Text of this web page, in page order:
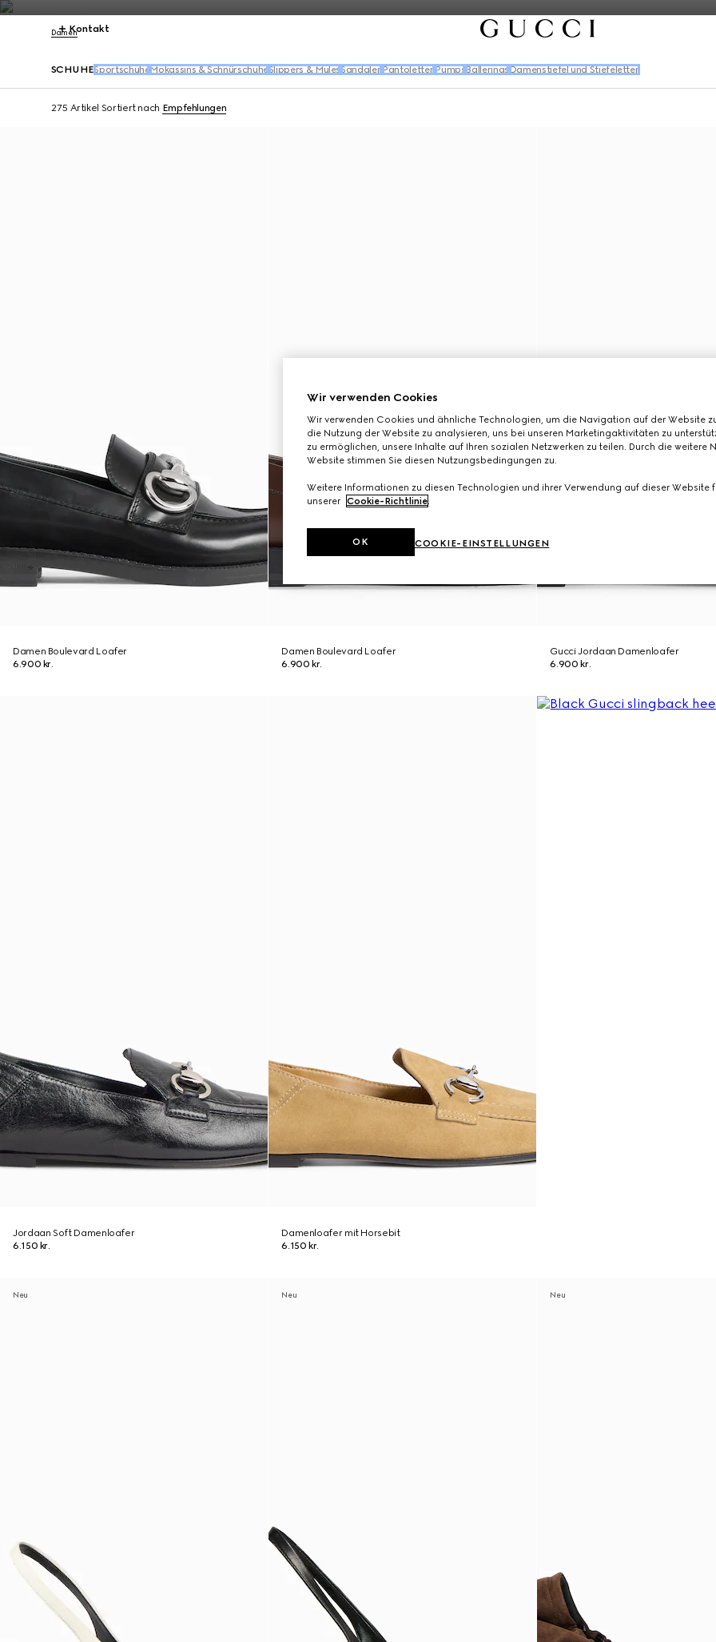
Kontakt
Damen
SCHUHE SportschuheMokassins & Schnürschuhe Slippers & Mules Sandalen Pantoletten Pumps Ballerinas Damenstiefel und Stiefeletten
275 Artikel Sortiert nach Empfehlungen
Damen Boulevard Loafer
6.900 kr.
Damen Boulevard Loafer
6.900 kr.
Gucci Jordaan Damenloafer
6.900 kr.
Jordaan Soft Damenloafer
6.150 kr.
Damenloafer mit Horsebit
6.150 kr.
Neu Neu Neu
Wir verwenden Cookies
Wir verwenden Cookies und ähnliche Technologien, um die Navigation auf der Website
die Nutzung der Website zu analysieren, uns bei unseren Marketingaktivitäten zu
zu ermöglichen, unsere Inhalte auf Ihren sozialen Netzwerken zu teilen. Durch die weitere
Website stimmen Sie diesen Nutzungsbedingungen zu.
Weitere Informationen zu diesen Technologien und ihrer Verwendung auf dieser Website
unserer Cookie-Richtlinie.
COOKIE-EINSTELLUNGEN
OK